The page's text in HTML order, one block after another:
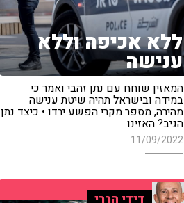
ללא אכיפה וללא
ענישה
המאזין שוחח עם נתן זהבי ואמר כי
במידה ובישראל תהיה שיטת ענישה
מהירה, מספר מקרי הפשע ירדו • כיצד נתן
הגיב? האזינו
11/09/2022
דידי הררי